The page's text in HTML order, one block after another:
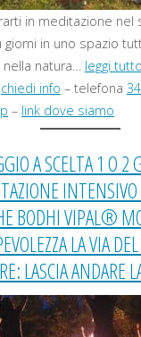
in meditazione nel
giorni in uno spazio
natura… leggi
chiedi info – telefona
– link dove siamo
A SCELTA 1 O 2
INTENSIVO
BODHI VIPAL®
LA VIA
LASCIA ANDARE